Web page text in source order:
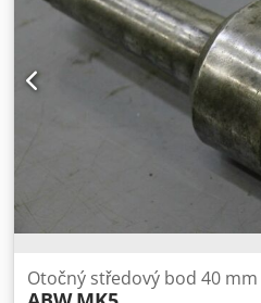
Otočný středový bod 40 mm